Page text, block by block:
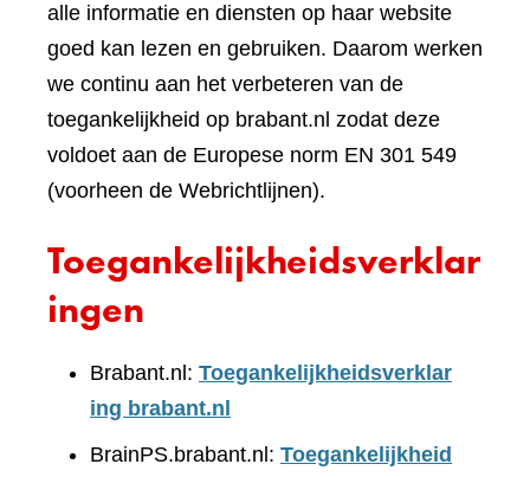
alle informatie en diensten op haar website
goed kan lezen en gebruiken. Daarom werken
we continu aan het verbeteren van de
toegankelijkheid op brabant.nl zodat deze
voldoet aan de Europese norm EN 301 549
(voorheen de Webrichtlijnen).
Toegankelijkheidsverklar
ingen
Brabant.nl: Toegankelijkheidsverklar
ing brabant.nl
BrainPS.brabant.nl: Toegankelijkheid